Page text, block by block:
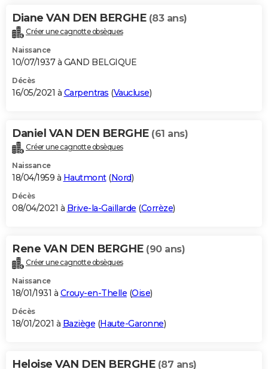
Diane VAN DEN BERGHE (83 ans)
Créer une cagnotte obsèques
Naissance
10/07/1937 à GAND BELGIQUE
Décès
16/05/2021 à Carpentras (Vaucluse)
Daniel VAN DEN BERGHE (61 ans)
Créer une cagnotte obsèques
Naissance
18/04/1959 à Hautmont(Nord)
Décès
08/04/2021 à Brive-la-Gaillarde (Corrèze)
Rene VAN DEN BERGHE (90 ans)
Créer une cagnotte obsèques
Naissance
18/01/1931 à Crouy-en-Thelle (Oise)
Décès
18/01/2021 à Baziège (Haute-Garonne)
Heloise VAN DEN BERGHE (87 ans)